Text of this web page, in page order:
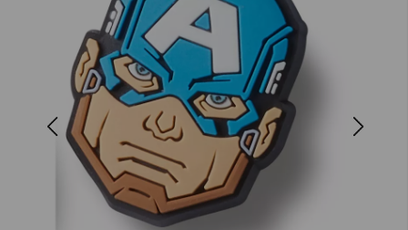
Previous Next